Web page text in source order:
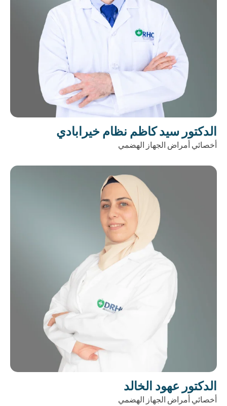
الدكتور سيد كاظم نظام خيرابادي
أخصائي أمراض الجهاز الهضمي
الدكتور عهود الخالد
أخصائي أمراض الجهاز الهضمي